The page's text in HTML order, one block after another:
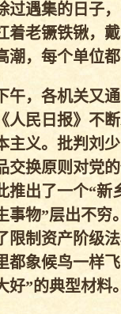
过遇集的日子
着老镢铁锹，
潮，每个单位
午，各机关又
《人民日报》不
主义。批判刘
交换原则对党
推出了一个“
事物”层出不穷
限制资产阶级
都象候鸟一样
好”的典型材料。